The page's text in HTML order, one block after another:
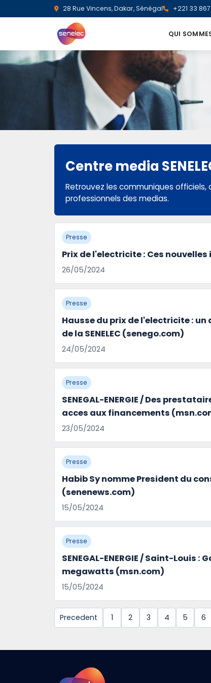
28 Rue Vincens, Dakar, Sénégal +221 33
QUI
Centre media
Retrouvez les communiques
professionnels des medias.
Presse
Prix de l'electricite : Ces
26/05/2024
Presse
Hausse du prix de l'electricite :
de la SENELEC (senego.com)
24/05/2024
Presse
SENEGAL-ENERGIE / Des
acces aux financements
23/05/2024
Presse
Habib Sy nomme President du
(senenews.com)
15/05/2024
Presse
SENEGAL-ENERGIE / Saint-Louis
megawatts (msn.com)
15/05/2024
Precedent 1 2 3 4 5 6